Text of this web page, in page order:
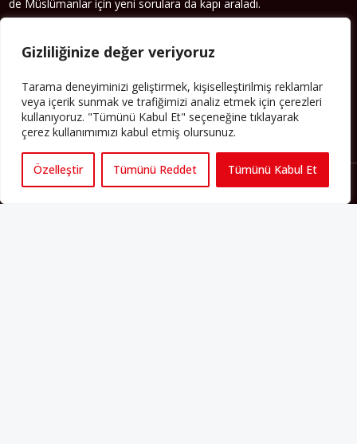
Gizliliğinize değer veriyoruz
Tarama deneyiminizi geliştirmek, kişiselleştirilmiş reklamlar
veya içerik sunmak ve trafiğimizi analiz etmek için çerezleri
kullanıyoruz. "Tümünü Kabul Et" seçeneğine tıklayarak
çerez kullanımımızı kabul etmiş olursunuz.
Özelleştir Tümünü Reddet Tümünü Kabul Et
de Müslümanlar için yeni sorulara da kapı araladı.